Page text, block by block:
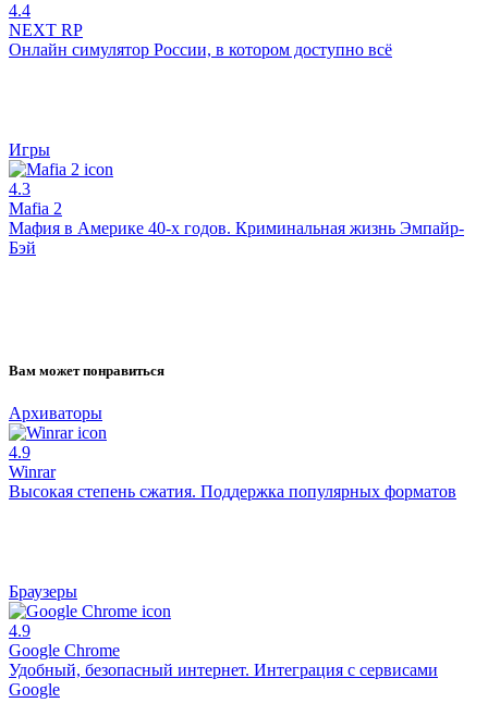
4.4
NEXT RP
Онлайн симулятор России, в котором доступно всё
Игры
4.3
Mafia 2
Мафия в Америке 40-х годов. Криминальная жизнь Эмпайр-
Бэй
Вам может понравиться
Архиваторы
4.9
Winrar
Высокая степень сжатия. Поддержка популярных форматов
Браузеры
4.9
Google Chrome
Удобный, безопасный интернет. Интеграция с сервисами
Google